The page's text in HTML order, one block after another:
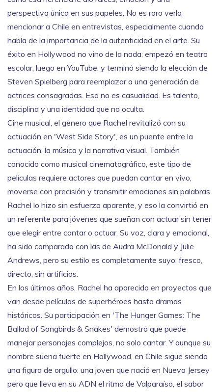
perspectiva única en sus papeles. No es raro verla
mencionar a Chile en entrevistas, especialmente cuando
habla de la importancia de la autenticidad en el arte. Su
éxito en Hollywood no vino de la nada: empezó en teatro
escolar, luego en YouTube, y terminó siendo la elección de
Steven Spielberg para reemplazar a una generación de
actrices consagradas. Eso no es casualidad. Es talento,
disciplina y una identidad que no oculta.
Cine musical, el género que Rachel revitalizó con su
actuación en 'West Side Story', es un puente entre la
actuación, la música y la narrativa visual. También
conocido como musical cinematográfico, este tipo de
películas requiere actores que puedan cantar en vivo,
moverse con precisión y transmitir emociones sin palabras.
Rachel lo hizo sin esfuerzo aparente, y eso la convirtió en
un referente para jóvenes que sueñan con actuar sin tener
que elegir entre cantar o actuar. Su voz, clara y emocional,
ha sido comparada con las de Audra McDonald y Julie
Andrews, pero su estilo es completamente suyo: fresco,
directo, sin artificios.
En los últimos años, Rachel ha aparecido en proyectos que
van desde películas de superhéroes hasta dramas
históricos. Su participación en 'The Hunger Games: The
Ballad of Songbirds & Snakes' demostró que puede
manejar personajes complejos, no solo cantar. Y aunque su
nombre suena fuerte en Hollywood, en Chile sigue siendo
una figura de orgullo: una joven que nació en Nueva Jersey
pero que lleva en su ADN el ritmo de Valparaíso, el sabor